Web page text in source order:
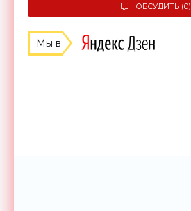
ОБСУДИТЬ (0)
Мы в